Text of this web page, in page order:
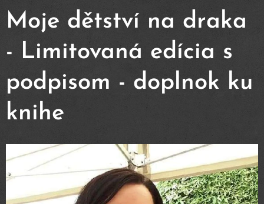
Moje dětství na draka
- Limitovaná edícia s
podpisom - doplnok ku
knihe